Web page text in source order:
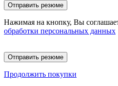
Отправить резюме
Нажимая на кнопку, Вы
обработки персональных данных
Отправить резюме
Продолжить покупки